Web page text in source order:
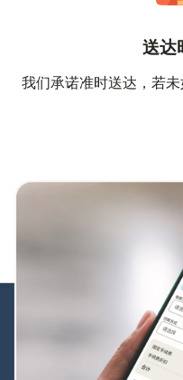
送达
我们承诺准时送达，若未